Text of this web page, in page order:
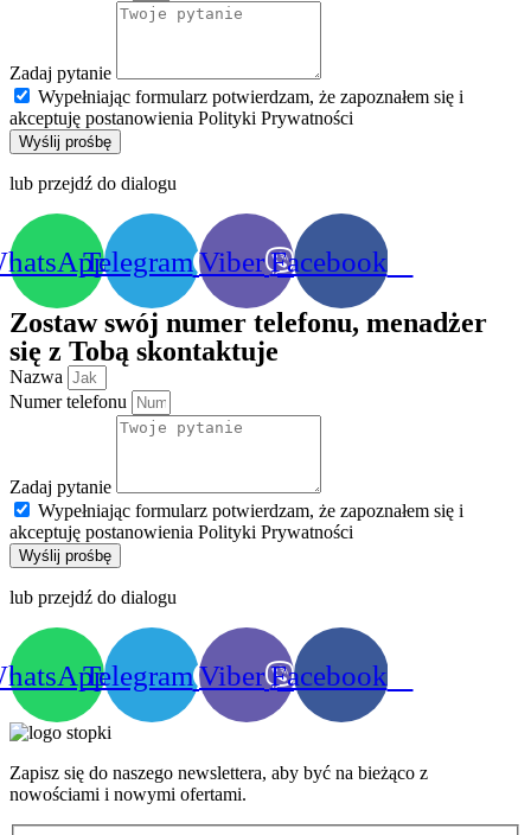
Zadaj pytanie
Wypełniając formularz potwierdzam, że zapoznałem się i
akceptuję postanowienia Polityki Prywatności
Wyślij prośbę
lub przejdź do dialogu
Telegram ViberFacebook
Zostaw swój numer telefonu, menadżer
się z Tobą skontaktuje
Nazwa
Numer telefonu
Zadaj pytanie
Wypełniając formularz potwierdzam, że zapoznałem się i
akceptuję postanowienia Polityki Prywatności
Wyślij prośbę
lub przejdź do dialogu
Telegram ViberFacebook
Zapisz się do naszego newslettera, aby być na bieżąco z
nowościami i nowymi ofertami.